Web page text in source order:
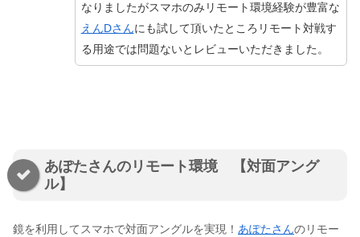
なりましたがスマホのみリモート環境経験が豊富な
えんDさんにも試して頂いたところリモート対戦す
る用途では問題ないとレビューいただきました。
あぽたさんのリモート環境 【対面アング
ル】
鏡を利用してスマホで対面アングルを実現！ あぽたさんのリモー